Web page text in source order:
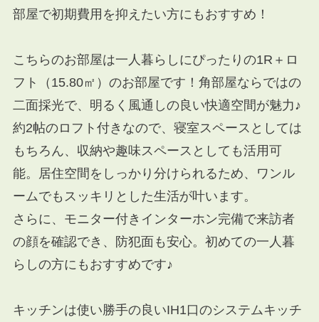
部屋で初期費用を抑えたい方にもおすすめ！
こちらのお部屋は一人暮らしにぴったりの1R＋ロ
フト（15.80㎡）のお部屋です！角部屋ならではの
二面採光で、明るく風通しの良い快適空間が魅力♪
約2帖のロフト付きなので、寝室スペースとしては
もちろん、収納や趣味スペースとしても活用可
能。居住空間をしっかり分けられるため、ワンル
ームでもスッキリとした生活が叶います。
さらに、モニター付きインターホン完備で来訪者
の顔を確認でき、防犯面も安心。初めての一人暮
らしの方にもおすすめです♪
キッチンは使い勝手の良いIH1口のシステムキッチ